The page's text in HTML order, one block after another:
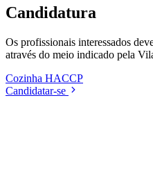
Candidatura
Os profissionais interessados
através do meio indicado pela
Cozinha HACCP
Candidatar-se